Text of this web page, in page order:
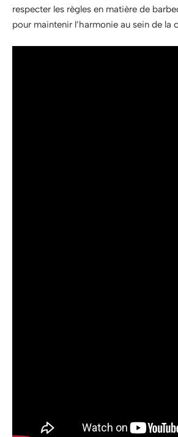
respecter les règles en matière de
pour maintenir l’harmonie au sein de la